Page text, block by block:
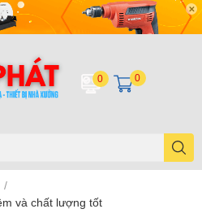
0 0
/
và chất lượng tốt